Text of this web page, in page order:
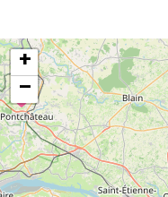
+
−